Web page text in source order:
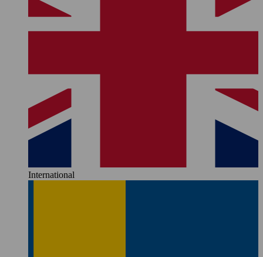
International